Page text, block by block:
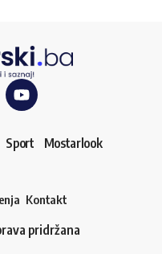
Sport Mostarlook
Kontakt
pridržana